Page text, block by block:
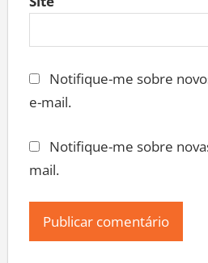
Site
Notifique-me sobre
e-mail.
Notifique-me sobre
mail.